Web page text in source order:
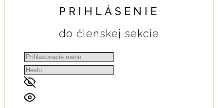
PRIHLÁSENIE
do členskej sekcie